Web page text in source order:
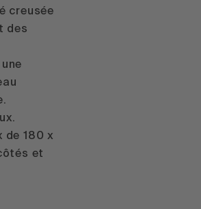
creusée
des
de 180 x
et